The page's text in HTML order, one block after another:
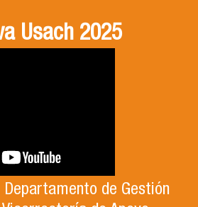
Usach 2025
de Gestión
capítulo 2
conoceremos el
de Escuela